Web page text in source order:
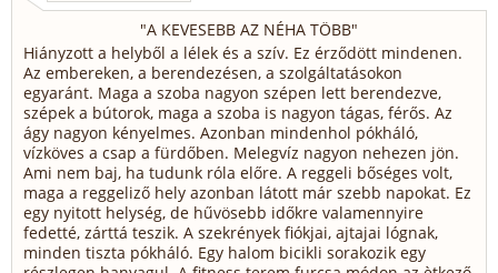
"A KEVESEBB AZ NÉHA TÖBB"
Hiányzott a helyből a lélek és a szív. Ez érződött mindenen.
Az embereken, a berendezésen, a szolgáltatásokon
egyaránt. Maga a szoba nagyon szépen lett berendezve,
szépek a bútorok, maga a szoba is nagyon tágas, férős. Az
ágy nagyon kényelmes. Azonban mindenhol pókháló,
vízköves a csap a fürdőben. Melegvíz nagyon nehezen jön.
Ami nem baj, ha tudunk róla előre. A reggeli bőséges volt,
maga a reggeliző hely azonban látott már szebb napokat. Ez
egy nyitott helység, de hűvösebb időkre valamennyire
fedetté, zárttá teszik. A szekrények fiókjai, ajtajai lógnak,
minden tiszta pókháló. Egy halom bicikli sorakozik egy